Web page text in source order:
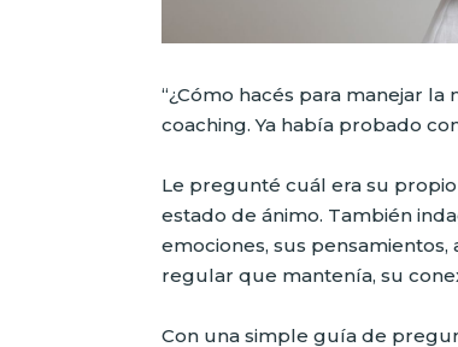
“¿Cómo hacés para manejar
coaching. Ya había probado
Le pregunté cuál era su
estado de ánimo. También
emociones, sus
regular que mantenía, su
Con una simple guía de